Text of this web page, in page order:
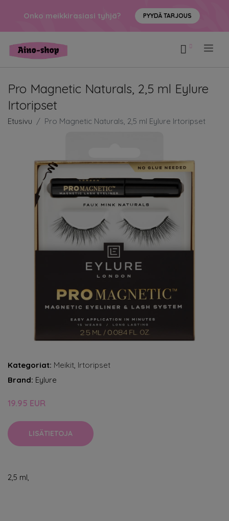
Onko meikkirasiasi tyhjä? PYYDÄ TARJOUS
Pro Magnetic Naturals, 2,5 ml Eylure
Irtoripset
Etusivu Pro Magnetic Naturals, 2,5 ml Eylure Irtoripset
Kategoriat: Meikit, Irtoripset
Brand: Eylure
19.95 EUR
LISÄTIETOJA
2,5 ml,